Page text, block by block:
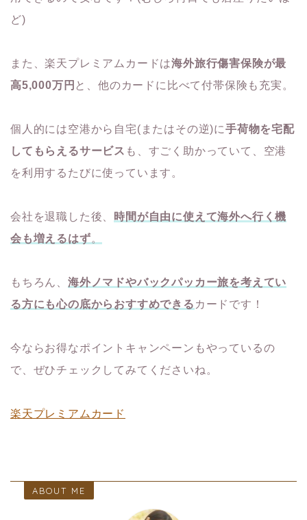
ど)
また、楽天プレミアムカードは海外旅行傷害保険が最
高5,000万円 と、他のカードに比べて付帯保険も充実。
個人的には空港から自宅(またはその逆)に手荷物を宅配
してもらえるサービス も、すごく助かっていて、空港
を利用するたびに使っています。
会社を退職した後、
時間が自由に使えて海外へ行く機
会も増えるはず。
もちろん、 海外ノマドやバックパッカー旅を考えてい
る方にも心の底からおすすめできる カードです！
今ならお得なポイントキャンペーンもやっているの
で、ぜひチェックしてみてくださいね。
楽天プレミアムカード
ABOUT ME